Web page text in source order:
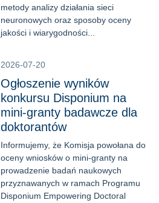
metody analizy działania sieci
neuronowych oraz sposoby oceny
jakości i wiarygodności...
2026-07-20
Ogłoszenie wyników
konkursu Disponium na
mini-granty badawcze dla
doktorantów
Informujemy, że Komisja powołana do
oceny wniosków o mini-granty na
prowadzenie badań naukowych
przyznawanych w ramach Programu
Disponium Empowering Doctoral